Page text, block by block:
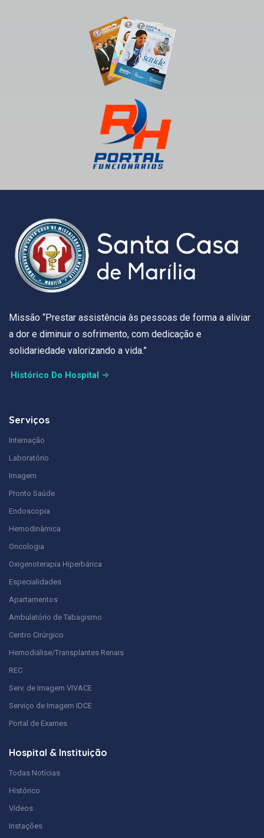
Missão “Prestar assistência às pessoas de forma a aliviar
a dor e diminuir o sofrimento, com dedicação e
solidariedade valorizando a vida.”
Histórico Do Hospital
Serviços
Internação
Laboratório
Imagem
Pronto Saúde
Endoscopia
Hemodinâmica
Oncologia
Oxigenoterapia Hiperbárica
Especialidades
Apartamentos
Ambulatório de Tabagismo
Centro Cirúrgico
Hemodiálise/Transplantes Renais
REC
Serv. de Imagem VIVACE
Serviço de Imagem IDCE
Portal de Exames
Hospital & Instituição
Todas Notícias
Histórico
Vídeos
Instações